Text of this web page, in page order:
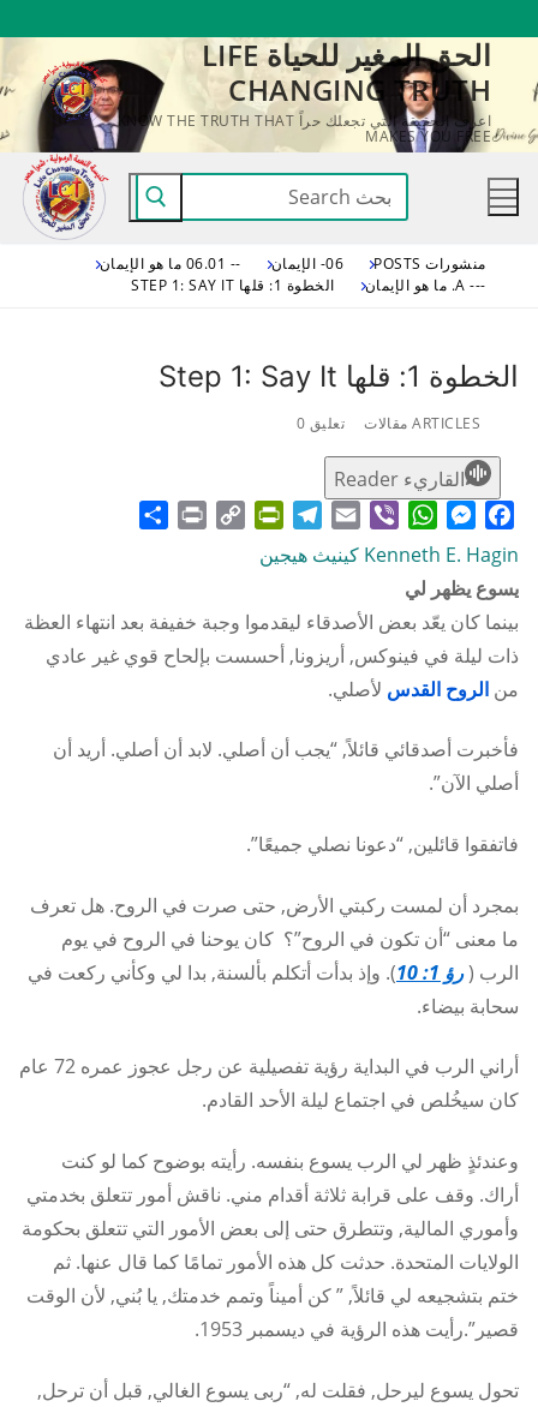
المحتوى
الحق المغير للحياة LIFE
CHANGING TRUTH
اعرف الحقيقة التي تجعلك حراً KNOW THE TRUTH THAT
MAKES YOU FREE
البحث
عن:
منشورات POSTS 06- الإيمان
-- 06.01 ما هو الإيمان
--- A. ما هو الإيمان
الخطوة 1: قلها STEP 1: SAY IT
الخطوة 1: قلها Step 1: Say It
ARTICLES مقالات تعليق 0
القاريء Reader
Facebook
Messenger
WhatsApp
Viber
Email
Telegram
PrintFriendly
Copy
Print
Kenneth E. Hagin كينيث هيجين
يسوع يظهر لي
بينما كان يعّد بعض الأصدقاء ليقدموا وجبة خفيفة بعد انتهاء العظة
ذات ليلة في فينوكس, أريزونا, أحسست بإلحاح قوي غير عادي
من الروح القدس لأصلي.
فأخبرت أصدقائي قائلاً, “يجب أن أصلي. لابد أن أصلي. أريد أن
أصلي الآن”.
فاتفقوا قائلين, “دعونا نصلي جميعًا”.
بمجرد أن لمست ركبتي الأرض, حتى صرت في الروح. هل تعرف
ما معنى “أن تكون في الروح”؟ كان يوحنا في الروح في يوم
الرب (رؤ 1: 10
). وإذ بدأت أتكلم بألسنة, بدا لي وكأني ركعت في
سحابة بيضاء.
أراني الرب في البداية رؤية تفصيلية عن رجل عجوز عمره 72 عام
كان سيخُلص في اجتماع ليلة الأحد القادم.
وعندئذٍ ظهر لي الرب يسوع بنفسه. رأيته بوضوح كما لو كنت
أراك. وقف على قرابة ثلاثة أقدام مني. ناقش أمور تتعلق بخدمتي
وأموري المالية, وتتطرق حتى إلى بعض الأمور التي تتعلق بحكومة
الولايات المتحدة. حدثت كل هذه الأمور تمامًا كما قال عنها. ثم
ختم بتشجيعه لي قائلاً, ” كن أميناً وتمم خدمتك, يا بُني, لأن الوقت
قصير”.رأيت هذه الرؤية في ديسمبر 1953.
تحول يسوع ليرحل, فقلت له, “ربى يسوع الغالي, قبل أن ترحل,